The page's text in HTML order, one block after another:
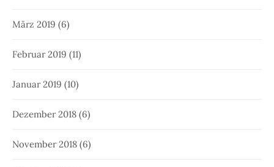
März 2019 (6)
Februar 2019 (11)
Januar 2019 (10)
Dezember 2018 (6)
November 2018 (6)